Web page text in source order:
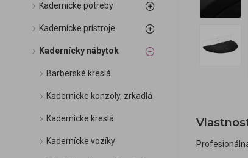
Kadernicke potreby
Kadernícke prístroje
Kadernícky nábytok
Barberské kreslá
Kadernicke konzoly, zrkadlá
Kadernícke kreslá
Kadernícke vozíky